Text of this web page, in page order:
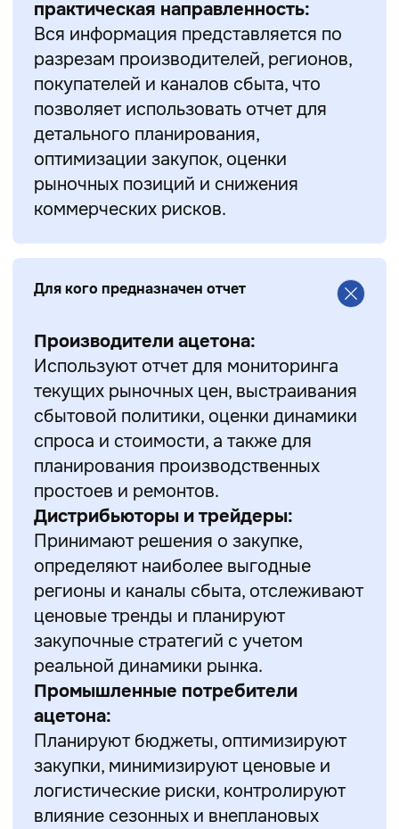
практическая направленность:
Вся информация представляется по
разрезам производителей, регионов,
покупателей и каналов сбыта, что
позволяет использовать отчет для
детального планирования,
оптимизации закупок, оценки
рыночных позиций и снижения
коммерческих рисков.
Для кого предназначен отчет
Производители ацетона:
Используют отчет для мониторинга
текущих рыночных цен, выстраивания
сбытовой политики, оценки динамики
спроса и стоимости, а также для
планирования производственных
простоев и ремонтов.
Дистрибьюторы и трейдеры:
Принимают решения о закупке,
определяют наиболее выгодные
регионы и каналы сбыта, отслеживают
ценовые тренды и планируют
закупочные стратегий с учетом
реальной динамики рынка.
Промышленные потребители
ацетона:
Планируют бюджеты, оптимизируют
закупки, минимизируют ценовые и
логистические риски, контролируют
влияние сезонных и внеплановых